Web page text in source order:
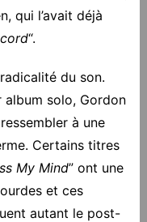
qui l’avait déjà
“.
du son.
album solo, Gordon
à une
Certains titres
My Mind” ont une
et ces
autant le post-